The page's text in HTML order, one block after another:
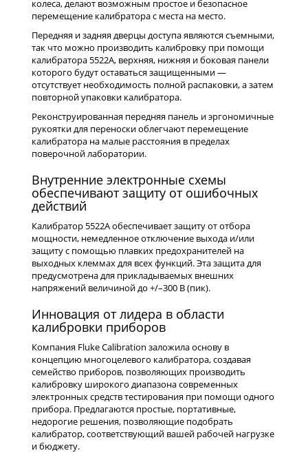
колеса, делают возможным простое и безопасное
перемещение калибратора с места на место.
Передняя и задняя дверцы доступа являются съемными,
так что можно производить калибровку при помощи
калибратора 5522A, верхняя, нижняя и боковая панели
которого будут оставаться защищенными —
отсутствует необходимость полной распаковки, а затем
повторной упаковки калибратора.
Реконструированная передняя панель и эргономичные
рукоятки для переноски облегчают перемещение
калибратора на малые расстояния в пределах
поверочной лаборатории.
Внутренние электронные схемы
обеспечивают защиту от ошибочных
действий
Калибратор 5522A обеспечивает защиту от отбора
мощности, немедленное отключение выхода и/или
защиту с помощью плавких предохранителей на
выходных клеммах для всех функций. Эта защита для
предусмотрена для прикладываемых внешних
напряжений величиной до +/–300 В (пик).
Инновация от лидера в области
калибровки приборов
Компания Fluke Calibration заложила основу в
концепцию многоцелевого калибратора, создавая
семейство приборов, позволяющих производить
калибровку широкого диапазона современных
электронных средств тестирования при помощи одного
прибора. Предлагаются простые, портативные,
недорогие решения, позволяющие подобрать
калибратор, соответствующий вашей рабочей нагрузке
и бюджету.